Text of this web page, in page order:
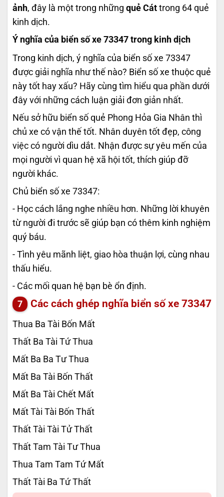
ảnh, đây là một trong những quẻ Cát trong 64 quẻ
kinh dịch.
Ý nghĩa của biển số xe 73347 trong kinh dịch
Trong kinh dịch, ý nghĩa của biển số xe 73347
được giải nghĩa như thế nào? Biển số xe thuộc quẻ
này tốt hay xấu? Hãy cùng tìm hiểu qua phần dưới
đây với những cách luận giải đơn giản nhất.
Nếu sở hữu biển số quẻ Phong Hỏa Gia Nhân thì
chủ xe có vận thế tốt. Nhân duyên tốt đẹp, công
việc có người dìu dắt. Nhận được sự yêu mến của
mọi người vì quan hệ xã hội tốt, thích giúp đỡ
người khác.
Chủ biển số xe 73347:
- Học cách lắng nghe nhiều hơn. Những lời khuyên
từ người đi trước sẽ giúp bạn có thêm kinh nghiệm
quý báu.
- Tình yêu mãnh liệt, giao hòa thuận lợi, cùng nhau
thấu hiểu.
- Các mối quan hệ bạn bè ổn định.
Các cách ghép nghĩa biển số xe 73347
Thua Ba Tài Bốn Mất
Thất Ba Tài Tứ Thua
Mất Ba Ba Tư Thua
Mất Ba Tài Bốn Thất
Mất Ba Tài Chết Mất
Mất Tài Tài Bốn Thất
Thất Tài Tài Tử Thất
Thất Tam Tài Tư Thua
Thua Tam Tam Tứ Mất
Thất Tài Ba Tứ Thất